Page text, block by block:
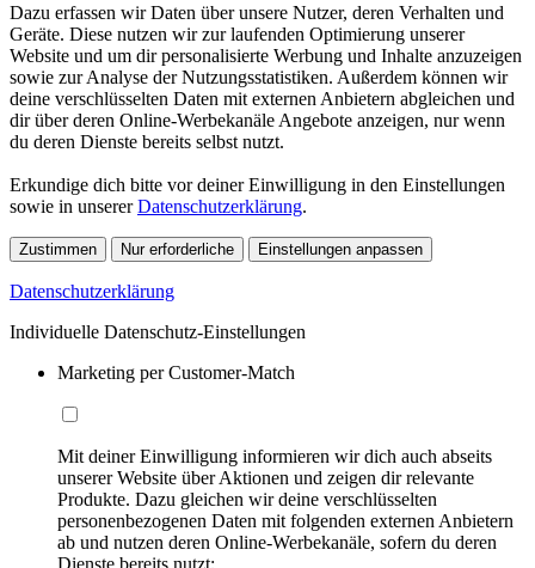
Dazu erfassen wir Daten über unsere Nutzer, deren Verhalten und
Geräte. Diese nutzen wir zur laufenden Optimierung unserer
Website und um dir personalisierte Werbung und Inhalte anzuzeigen
sowie zur Analyse der Nutzungsstatistiken. Außerdem können wir
deine verschlüsselten Daten mit externen Anbietern abgleichen und
dir über deren Online-Werbekanäle Angebote anzeigen, nur wenn
du deren Dienste bereits selbst nutzt.
Erkundige dich bitte vor deiner Einwilligung in den Einstellungen
sowie in unsererDatenschutzerklärung.
Zustimmen Nur erforderliche Einstellungen anpassen
Datenschutzerklärung
Individuelle Datenschutz-Einstellungen
Marketing per Customer-Match
Mit deiner Einwilligung informieren wir dich auch abseits
unserer Website über Aktionen und zeigen dir relevante
Produkte. Dazu gleichen wir deine verschlüsselten
personenbezogenen Daten mit folgenden externen Anbietern
ab und nutzen deren Online-Werbekanäle, sofern du deren
Dienste bereits nutzt: